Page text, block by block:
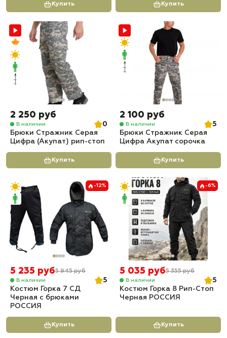
Купить Купить
2 250 руб
В наличии
0
Брюки Стражник Серая
Цифра (Акупат) рип-стоп
Купить
2 100 руб
В наличии
5
Брюки Стражник Серая
Цифра Акупат сорочка
Купить
-12%
5 235 руб5 945 руб
В наличии
5
Костюм Горка 7 СД
Черная с брюками
РОССИЯ
Купить
-6%
5 035 руб5 355 руб
В наличии
5
Костюм Горка 8 Рип-Стоп
Черная РОССИЯ
Купить